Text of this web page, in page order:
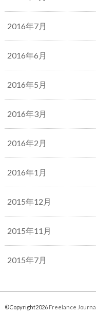
2016年7月
2016年6月
2016年5月
2016年3月
2016年2月
2016年1月
2015年12月
2015年11月
2015年7月
©Copyright2026 Freelance